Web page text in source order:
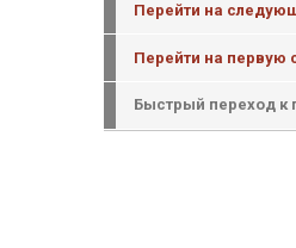
Перейти на
Перейти на первую
Быстрый переход к